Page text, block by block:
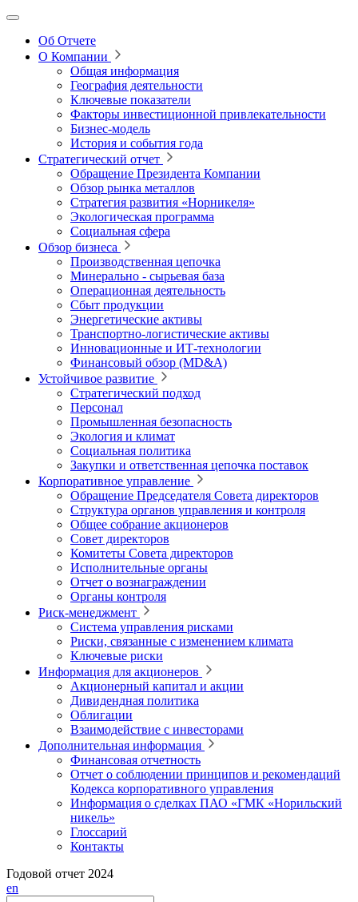
Об Отчете
О Компании
Общая информация
География деятельности
Ключевые показатели
Факторы инвестиционной привлекательности
Бизнес-модель
История и события года
Стратегический отчет
Обращение Президента Компании
Обзор рынка металлов
Стратегия развития «Норникеля»
Экологическая программа
Социальная сфера
Обзор бизнеса
Производственная цепочка
Минерально ‑ сырьевая база
Операционная деятельность
Сбыт продукции
Энергетические активы
Транспортно-логистические активы
Инновационные и ИТ‑технологии
Финансовый обзор (MD&A)
Устойчивое развитие
Стратегический подход
Персонал
Промышленная безопасность
Экология и климат
Социальная политика
Закупки и ответственная цепочка поставок
Корпоративное управление
Обращение Председателя Совета директоров
Структура органов управления и контроля
Общее собрание акционеров
Совет директоров
Комитеты Совета директоров
Исполнительные органы
Отчет о вознаграждении
Органы контроля
Риск-менеджмент
Система управления рисками
Риски, связанные с изменением климата
Ключевые риски
Информация для акционеров
Акционерный капитал и акции
Дивидендная политика
Облигации
Взаимодействие с инвесторами
Дополнительная информация
Финансовая отчетность
Отчет о соблюдении принципов и рекомендаций
Кодекса корпоративного управления
Информация о сделках ПАО «ГМК «Норильский
никель»
Глоссарий
Контакты
Годовой отчет 2024
en